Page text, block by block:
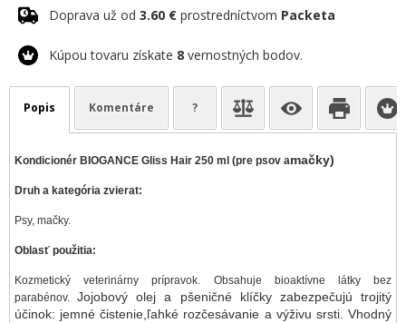
Doprava už od 3.60 € prostredníctvom Packeta
Kúpou tovaru získate 8 vernostných bodov.
Popis Komentáre ?
Kondicionér BIOGANCE Gliss Hair 250 ml (pre psov amačky)
Druh a kategória zvierat:
Psy, mačky.
Oblasť použitia:
Kozmetický veterinárny prípravok. Obsahuje bioaktívne látky bez
parabénov.Jojobový olej a pšeničné klíčky zabezpečujú trojitý
účinok: jemné čistenie, ľahké rozčesávanie a výživu srsti. Vhodný